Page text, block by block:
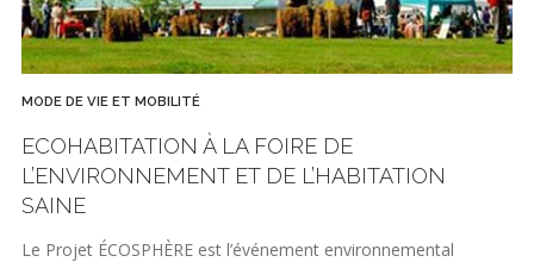
MODE DE VIE ET MOBILITÉ
ECOHABITATION À LA FOIRE DE
L’ENVIRONNEMENT ET DE L’HABITATION
SAINE
Le Projet ÉCOSPHÈRE est l’événement environnemental